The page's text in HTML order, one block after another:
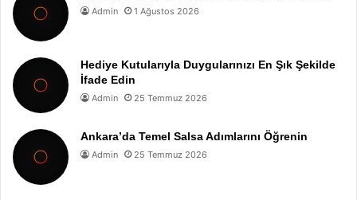
Admin 1 Ağustos 2026
Hediye Kutularıyla Duygularınızı En Şık Şekilde
İfade Edin
Admin 25 Temmuz 2026
Ankara’da Temel Salsa Adımlarını Öğrenin
Admin 25 Temmuz 2026